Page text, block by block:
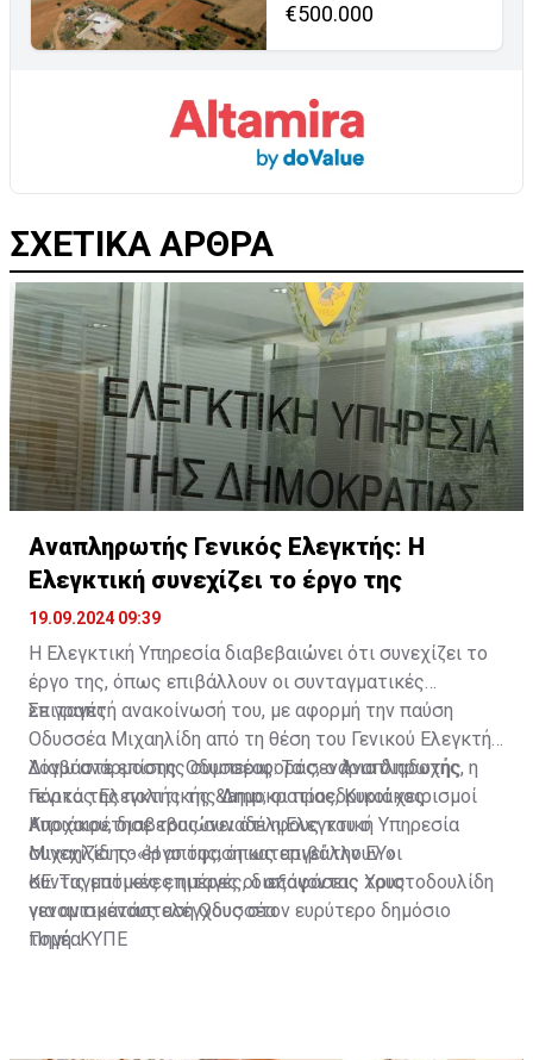
€500.000
ΣΧΕΤΙΚΑ ΑΡΘΡΑ
Αναπληρωτής Γενικός Ελεγκτής: H
Ελεγκτική συνεχίζει το έργο της
19.09.2024 09:39
Η Ελεγκτική Υπηρεσία διαβεβαιώνει ότι συνεχίζει το
έργο της, όπως επιβάλλουν οι συνταγματικές
επιταγές.
Σε γραπτή ανακοίνωσή του, με αφορμή την παύση
Οδυσσέα Μιχαηλίδη από τη θέση του Γενικού Ελεγκτή
λόγω ανάρμοστης συμπεριφοράς, ο Αναπληρωτής
Γενικός Ελεγκτής της Δημοκρατίας, Κυριάκος
Κυριάκου, διαβεβαιώνει ότι η Ελεγκτική Υπηρεσία
συνεχίζει το έργο της, όπως επιβάλλουν οι
συνταγματικές επιταγές, διεξάγοντας τους
νενομισμένους ελέγχους στον ευρύτερο δημόσιο
τομέα.
Διαβάστε επίσης:Οδυσσέας: Τα σενάρια διαδοχής, η
πόρτα της πολιτικής &amp; οι προεδρικοί χειρισμοί
Αποχαιρέτησε τους συναδέλφους του ο
Μιχαηλίδης-«Η απόφαση καταργεί την ΕΥ»
ΚΕ: Τις επόμενες ημέρες οι αποφάσεις Χριστοδουλίδη
για αντικατάσταση Οδυσσέα
Πηγή: ΚΥΠΕ